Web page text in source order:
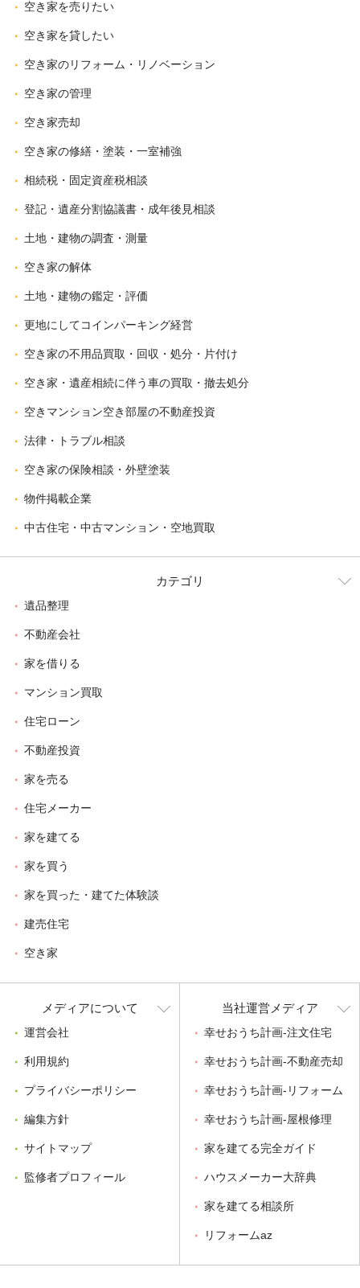
空き家を売りたい
空き家を貸したい
空き家のリフォーム・リノベーション
空き家の管理
空き家売却
空き家の修繕・塗装・一室補強
相続税・固定資産税相談
登記・遺産分割協議書・成年後見相談
土地・建物の調査・測量
空き家の解体
土地・建物の鑑定・評価
更地にしてコインパーキング経営
空き家の不用品買取・回収・処分・片付け
空き家・遺産相続に伴う車の買取・撤去処分
空きマンション空き部屋の不動産投資
法律・トラブル相談
空き家の保険相談・外壁塗装
物件掲載企業
中古住宅・中古マンション・空地買取
カテゴリ
遺品整理
不動産会社
家を借りる
マンション買取
住宅ローン
不動産投資
家を売る
住宅メーカー
家を建てる
家を買う
家を買った・建てた体験談
建売住宅
空き家
メディアについて
運営会社
利用規約
プライバシーポリシー
編集方針
サイトマップ
監修者プロフィール
当社運営メディア
幸せおうち計画-注文住宅
幸せおうち計画-不動産売却
幸せおうち計画-リフォーム
幸せおうち計画-屋根修理
家を建てる完全ガイド
ハウスメーカー大辞典
家を建てる相談所
リフォームaz